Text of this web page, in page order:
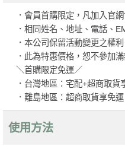
．會員首購限定，凡加入官
．相同姓名、地址、電話、
．本公司保留活動變更之權利
．此為特惠價格，恕不參加
＼首購限定免運／
．台灣地區：宅配+超商取貨
．離島地區：超商取貨享免運
使用方法